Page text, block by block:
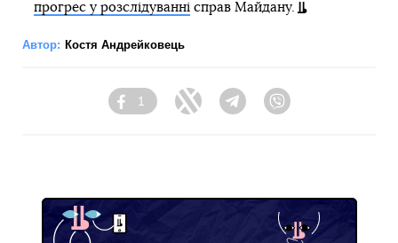
прогрес у розслідуваннісправ Майдану.
Автор: Костя Андрейковець
Facebook
1
Twitter Telegram